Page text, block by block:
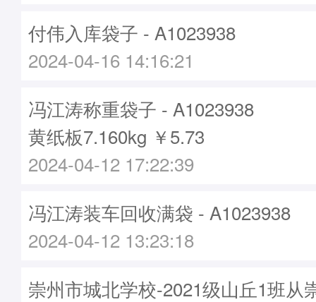
付伟入库袋子 - A1023938
2024-04-16 14:16:21
冯江涛称重袋子 - A1023938
黄纸板7.160kg ￥5.73
2024-04-12 17:22:39
冯江涛装车回收满袋 - A1023938
2024-04-12 13:23:18
崇州市城北学校-2021级山丘1班从